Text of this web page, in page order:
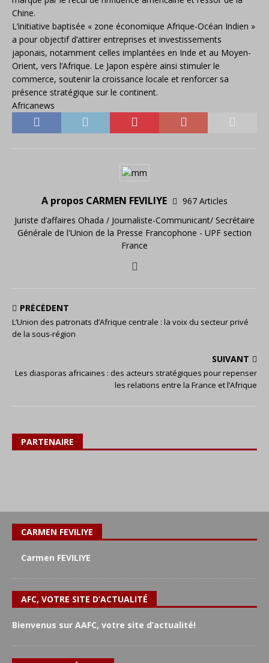
Chine.
L’initiative baptisée « zone économique Afrique-Océan Indien »
a pour objectif d’attirer entreprises et investissements
japonais, notamment celles implantées en Inde et au Moyen-
Orient, vers l’Afrique. Le Japon espère ainsi stimuler le
commerce, soutenir la croissance locale et renforcer sa
présence stratégique sur le continent.
Africanews
A propos CARMEN FEVILIYE
967 Articles
Juriste d’affaires Ohada / Journaliste-Communicant/ Secrétaire
Générale de l'Union de la Presse Francophone - UPF section
France
PRÉCÉDENT
L’Union des patronats d’Afrique centrale : la voix du secteur privé
de la sous-région
SUIVANT
Les diasporas africaines : des acteurs stratégiques pour repenser
les relations entre la France et l’Afrique
PARTENAIRE
CARMEN FEVILIYE
Carmen FEVILIYE
AFC, VOTRE SITE D’ACTUALITÉ
Bienvenus sur AAFC, votre site d’actualité!